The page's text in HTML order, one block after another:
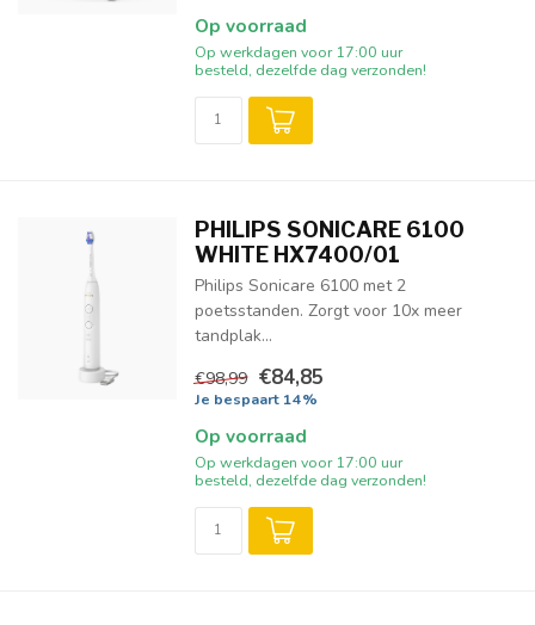
Op voorraad
Op werkdagen voor 17:00 uur
besteld, dezelfde dag verzonden!
PHILIPS SONICARE 6100
WHITE HX7400/01
Philips Sonicare 6100 met 2
poetsstanden. Zorgt voor 10x meer
tandplak...
€98,99 €84,85
Je bespaart 14%
Op voorraad
Op werkdagen voor 17:00 uur
besteld, dezelfde dag verzonden!